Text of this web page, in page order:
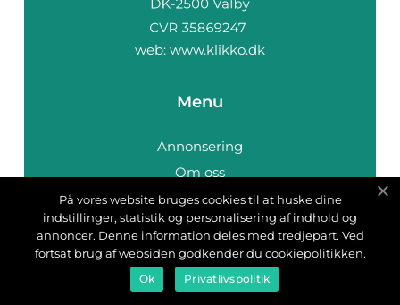
web: www.klikko.dk
Menu
Annonsering
Om oss
Cookies
Kontakta oss
Sitemap
På vores website bruges cookies til at huske dine
indstillinger, statistik og personalisering af indhold og
annoncer. Denne information deles med tredjepart. Ved
fortsat brug af websiden godkender du cookiepolitikken.
Ok Privatlivspolitik